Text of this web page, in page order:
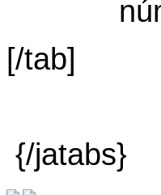
[/tab]
{/jatabs}